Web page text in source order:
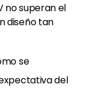
no superan el
diseño tan
se
del